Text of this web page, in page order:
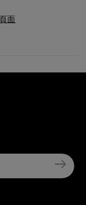
面
Kong
TikTok